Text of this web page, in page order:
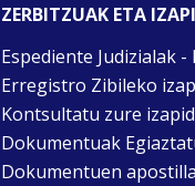
ZERBITZUAK ETA
Espediente Judizialak -
Erregistro Zibileko
Kontsultatu zure
Dokumentuak
Dokumentuen apostilla